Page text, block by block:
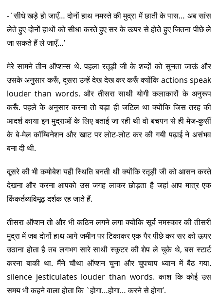
-`सीधे खड़े हो जाएँ… दोनों हाथ नमस्ते की मुद्रा में छाती के पास… अब सांस
लेते हुए दोनों हाथों को सीधा करते हुए सर के ऊपर से होते हुए जितना पीछे ले
जा सकते हैं ले जाएँ…’
मेरे सामने तीन ऑप्शन्स थे. पहला रतूड़ी जी के शब्दों को सुनता जाऊं और
उसके अनुसार करूँ, दूसरा उन्हें देख देख कर करूँ क्योंकि actions speak
louder than words. और तीसरा साथी योगी कलाकारों के अनुरूप
करूँ. पहले के अनुसार करना तो बड़ा ही जटिल था क्योंकि जिस तरह की
आदर्श काया इन मुद्राओं के लिए बताई जा रही थी वो बचपन से ही मेज-कुर्सी
के बे-मेल कॉम्बिनेशन और खाट पर लोट-लोट कर की गयी पढ़ाई ने असंभव
बना दी थी.
दूसरे की भी कमोबेश यही स्थिति बनती थी क्योंकि रतूड़ी जी को आसन करते
देखना और करना आपको उस जगह लाकर छोड़ता है जहां आप मात्र एक
किंकर्तव्यविमूढ़ दर्शक रह जाते हैं.
तीसरा ऑप्शन तो और भी कठिन लगने लगा क्योंकि सूर्य नमस्कार की तीसरी
मुद्रा में जब दोनों हाथ आगे जमीन पर टिकाकर एक पैर पीछे कर सर को ऊपर
उठाना होता है तब लगभग सारे साथी स्कूटर की शेप ले चुके थे, बस स्टार्ट
करना बाकी था. मैंने चौथा ऑप्शन चुना और चुपचाप ध्यान में बैठ गया.
silence jesticulates louder than words. काश कि कोई उस
समय भी कहने वाला होता कि `होगा…होगा… करने से होगा’.